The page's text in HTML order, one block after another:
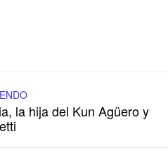
la hija del Kun Agüero y